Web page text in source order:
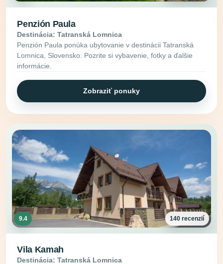
Penzión Paula
Destinácia: Tatranská Lomnica
Penzión Paula ponúka ubytovanie v destinácii Tatranská
Lomnica, Slovensko. Pozrite si vybavenie, fotky a ďalšie
informácie.
Zobraziť ponuky
9.4 140 recenzií
Vila Kamah
Destinácia: Tatranská Lomnica